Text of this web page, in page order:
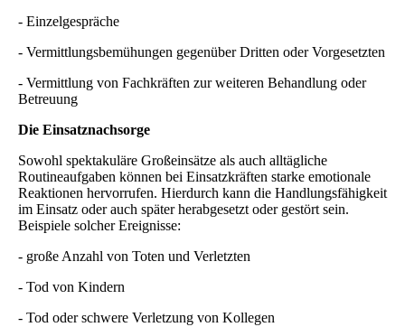
- Einzelgespräche
- Vermittlungsbemühungen gegenüber Dritten oder Vorgesetzten
- Vermittlung von Fachkräften zur weiteren Behandlung oder
Betreuung
Die Einsatznachsorge
Sowohl spektakuläre Großeinsätze als auch alltägliche
Routineaufgaben können bei Einsatzkräften starke emotionale
Reaktionen hervorrufen. Hierdurch kann die Handlungsfähigkeit
im Einsatz oder auch später herabgesetzt oder gestört sein.
Beispiele solcher Ereignisse:
- große Anzahl von Toten und Verletzten
- Tod von Kindern
- Tod oder schwere Verletzung von Kollegen